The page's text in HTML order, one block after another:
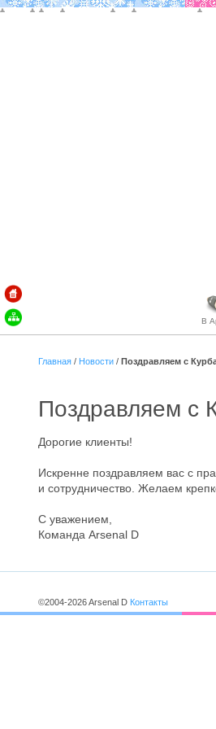
В
Главная / Новости / Поздравляем с
Поздравляем с
Дорогие клиенты!
Искренне поздравляем вас с
и сотрудничество. Желаем
С уважением,
Команда Arsenal D
©2004-2026 Arsenal D Контакты